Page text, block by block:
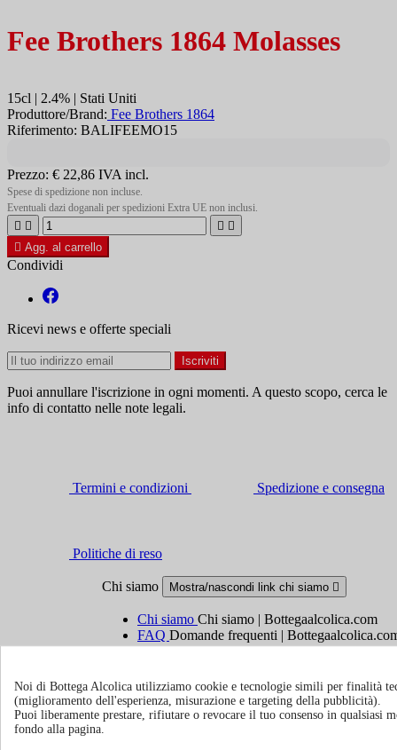
Fee Brothers 1864 Molasses
15cl | 2.4% | Stati Uniti
Produttore/Brand: Fee Brothers 1864
Riferimento: BALIFEEMO15
Prezzo: € 22,86 IVA incl.
Spese di spedizione non incluse.
Eventuali dazi doganali per spedizioni Extra UE non inclusi.
   
 Agg. al carrello
Condividi
Ricevi news e offerte speciali
Puoi annullare l'iscrizione in ogni momenti. A questo scopo, cerca le
info di contatto nelle note legali.
Termini e condizioni Spedizione e consegna
Politiche di reso
Chi siamo Mostra/nascondi link chi siamo 
Chi siamo Chi siamo | Bottegaalcolica.com
FAQ Domande frequenti |
Contattaci
Informazioni Mostra/nascondi link informazioni
Noi di Bottega Alcolica utilizziamo cookie e tecnologie simili per finalità
(miglioramento dell'esperienza, misurazione e targeting della pubblicità).
Puoi liberamente prestare, rifiutare o revocare il tuo consenso in qualsiasi
fondo alla pagina.